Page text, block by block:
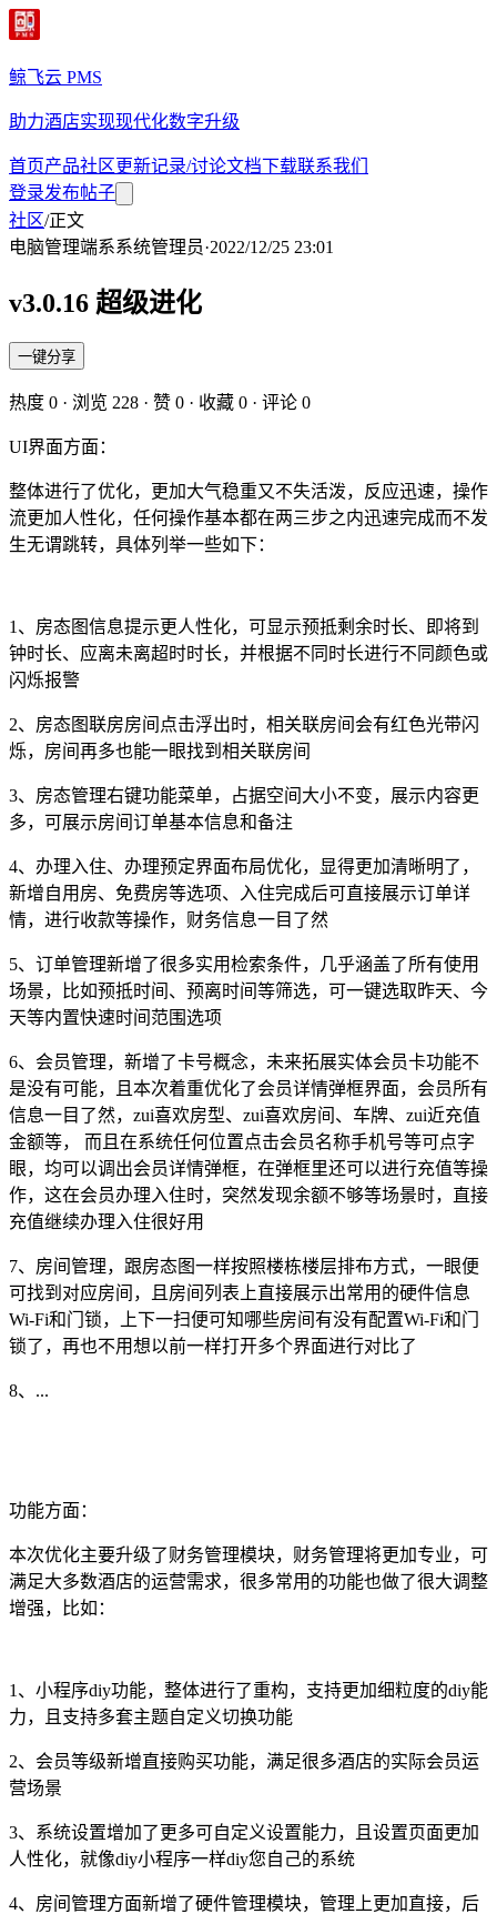
鲸飞云 PMS
助力酒店实现现代化数字升级
首页产品社区更新记录/讨论文档下载联系我们
登录发布帖子
社区/正文
电脑管理端系系统管理员·2022/12/25 23:01
v3.0.16 超级进化
一键分享
热度 0 · 浏览 228 · 赞 0 · 收藏 0 · 评论 0
UI界面方面：
整体进行了优化，更加大气稳重又不失活泼，反应迅速，操作
流更加人性化，任何操作基本都在两三步之内迅速完成而不发
生无谓跳转，具体列举一些如下：
1、房态图信息提示更人性化，可显示预抵剩余时长、即将到
钟时长、应离未离超时时长，并根据不同时长进行不同颜色或
闪烁报警
2、房态图联房房间点击浮出时，相关联房间会有红色光带闪
烁，房间再多也能一眼找到相关联房间
3、房态管理右键功能菜单，占据空间大小不变，展示内容更
多，可展示房间订单基本信息和备注
4、办理入住、办理预定界面布局优化，显得更加清晰明了，
新增自用房、免费房等选项、入住完成后可直接展示订单详
情，进行收款等操作，财务信息一目了然
5、订单管理新增了很多实用检索条件，几乎涵盖了所有使用
场景，比如预抵时间、预离时间等筛选，可一键选取昨天、今
天等内置快速时间范围选项
6、会员管理，新增了卡号概念，未来拓展实体会员卡功能不
是没有可能，且本次着重优化了会员详情弹框界面，会员所有
信息一目了然，zui喜欢房型、zui喜欢房间、车牌、zui近充值
金额等， 而且在系统任何位置点击会员名称手机号等可点字
眼，均可以调出会员详情弹框，在弹框里还可以进行充值等操
作，这在会员办理入住时，突然发现余额不够等场景时，直接
充值继续办理入住很好用
7、房间管理，跟房态图一样按照楼栋楼层排布方式，一眼便
可找到对应房间，且房间列表上直接展示出常用的硬件信息
Wi-Fi和门锁，上下一扫便可知哪些房间有没有配置Wi-Fi和门
锁了，再也不用想以前一样打开多个界面进行对比了
8、...
功能方面：
本次优化主要升级了财务管理模块，财务管理将更加专业，可
满足大多数酒店的运营需求，很多常用的功能也做了很大调整
增强，比如：
1、小程序diy功能，整体进行了重构，支持更加细粒度的diy能
力，且支持多套主题自定义切换功能
2、会员等级新增直接购买功能，满足很多酒店的实际会员运
营场景
3、系统设置增加了更多可自定义设置能力，且设置页面更加
人性化，就像diy小程序一样diy您自己的系统
4、房间管理方面新增了硬件管理模块，管理上更加直接，后